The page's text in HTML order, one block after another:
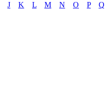
J K L M N O P
Q